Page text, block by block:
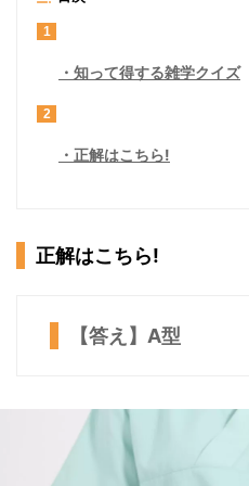
1
知って得する雑学クイズ
2
正解はこちら!
正解はこちら!
【答え】A型